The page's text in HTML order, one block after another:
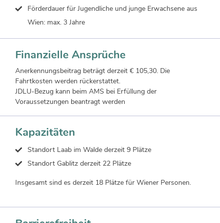
Förderdauer für Jugendliche und junge Erwachsene aus
Wien: max. 3 Jahre
Finanzielle Ansprüche
Anerkennungsbeitrag beträgt derzeit € 105,30. Die
Fahrtkosten werden rückerstattet.
JDLU-Bezug kann beim AMS bei Erfüllung der
Voraussetzungen beantragt werden
Kapazitäten
Standort Laab im Walde derzeit 9 Plätze
Standort Gablitz derzeit 22 Plätze
Insgesamt sind es derzeit 18 Plätze für Wiener Personen.